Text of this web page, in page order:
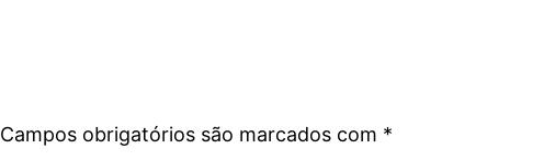
Campos obrigatórios são marcados com *